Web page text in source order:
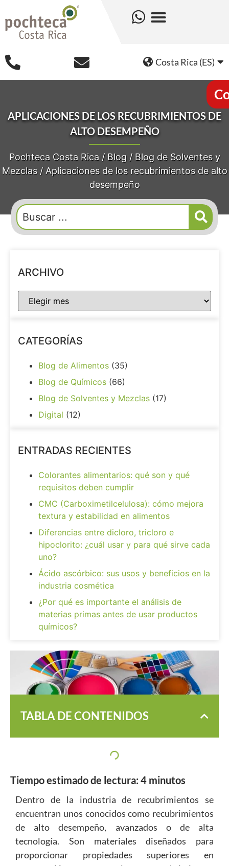
Costa Rica (ES)
APLICACIONES DE LOS RECUBRIMIENTOS DE
ALTO DESEMPEÑO
Pochteca Costa Rica/ Blog/ Blog de Solventes y
Mezclas/ Aplicaciones de los recubrimientos de alto
desempeño
TABLA DE CONTENIDOS
Tiempo estimado de lectura: 4 minutos
Dentro de la industria de recubrimientos se
encuentran unos conocidos como recubrimientos
de alto desempeño, avanzados o de alta
tecnología. Son materiales diseñados para
proporcionar propiedades superiores en
ARCHIVO
CATEGORÍAS
Blog de Alimentos (35)
Blog de Químicos (66)
Blog de Solventes y Mezclas (17)
Digital (12)
ENTRADAS RECIENTES
Colorantes alimentarios: qué son y qué
requisitos deben cumplir
CMC (Carboximetilcelulosa): cómo mejora
textura y estabilidad en alimentos
Diferencias entre dicloro, tricloro e
hipoclorito: ¿cuál usar y para qué sirve cada
uno?
Ácido ascórbico: sus usos y beneficios en la
industria cosmética
¿Por qué es importante el análisis de
materias primas antes de usar productos
químicos?